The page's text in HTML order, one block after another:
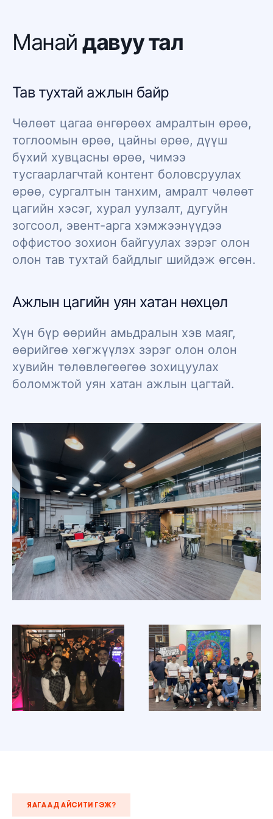
Манайдавуу тал
Тав тухтай ажлын байр
Чөлөөт цагаа өнгөрөөх амралтын өрөө,
тоглоомын өрөө, цайны өрөө, дүүш
бүхий хувцасны өрөө, чимээ
тусгаарлагчтай контент боловсруулах
өрөө, сургалтын танхим, амралт чөлөөт
цагийн хэсэг, хурал уулзалт, дугуйн
зогсоол, эвент-арга хэмжээнүүдээ
оффистоо зохион байгуулах зэрэг олон
олон тав тухтай байдлыг шийдэж өгсөн.
Ажлын цагийн уян хатан нөхцөл
Хүн бүр өөрийн амьдралын хэв маяг,
өөрийгөө хөгжүүлэх зэрэг олон олон
хувийн төлөвлөгөөгөө зохицуулах
боломжтой уян хатан ажлын цагтай.
ЯАГААД АЙСИТИ ГЭЖ?